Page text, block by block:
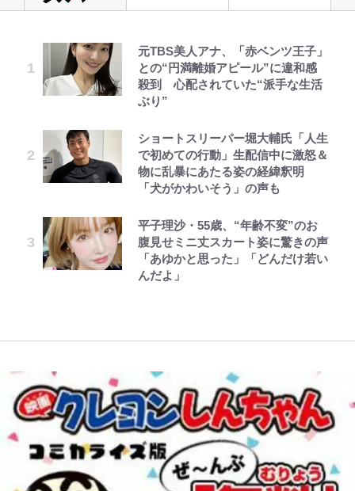
元TBS美人アナ、「赤ベンツ王子」
との“円満離婚アピール”に違和感
殺到 心配されていた“派手な生活
ぶり”
ショートスリーパー堀大輔氏「人生
で初めての行動」生配信中に激怒＆
物に乱暴にあたる姿の経緯釈明
「犬がかわいそう」の声も
平子理沙・55歳、“年齢不変”のお
腹見せミニ丈スカート姿に驚きの声
「あゆかと思った」「どんだけ若い
んだよ」
「あまりにも強すぎる…」『呪術廻
戦≡』で描かれた、本編最強の呪術
師たちの「その後」 虎杖、東堂、
釘崎らの数十年後の姿とは
あの強豪校がまさかの敗退!? 読者
も驚いた大番狂わせ…高校野球漫画
で描かれた「大本命チームの敗北」
早撃ちも!? 『銀河鉄道999』メーテ
ルが敵を無双した「ガチ戦闘シー
ン」
｢マジでなんちゅー作戦なの槙野監
督w｣ベンチ前に掲げられた｢マテ
茶｣｢白い犬｣｢爆弾｣｢合コン｣のイラ
スト入り作戦ボードにファン困惑！
｢最後の1枚…ワルぃゎ〜｣鈴木優磨
が激勝翌日に写真12枚投稿→渾身
の“煽りショット”に興奮！｢最後の
ことどんだけ好きなんよｗ｣
｢泣く｣｢おかえり｣南野拓実が古巣
リバプール“アンフィールド帰
公式-ヒロインが来る前に妊娠しま
した~詰んだはずの悪役令嬢です
が、どうやら違うようです~ 第1話
第1話
公式-魔王様、リトライ!R R第58話
より快適な「車中泊」には、こんな
スタイルもアリ！ 初挑戦の「ハッ
チバックテント」簡単リビング設営
＆使い勝手は想像以上！「実践レ
【当事者が語る】“海なし県民”と
海に行くなら教えてあげてほしい
「3つの事」 あまりの“不慣れ”さが
「電気風呂の数は全国一」温泉じゃ
ないのに大満足！ 上高地帰りに寄
りたい「林檎の湯屋 おぶ～」【山
毎日お風呂に入れたいゾ
えびめしの流儀
人気漫画家・江口寿史がお金がなく
て原画を売却!? 画集『KING OF
POP』で起死回生！
裏側を激白…ターニングポイントは
近藤真彦主演ハイティーン・ブギで
のキス
という理由」 読売テレビ入社から
54歳での早期退職とラジオパーソ
ナリティ転身までの軌跡
空の轍と大地の雲と 第1回
レビュー『仮面家族』悠木シュン・